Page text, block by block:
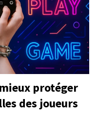
protéger
des joueurs